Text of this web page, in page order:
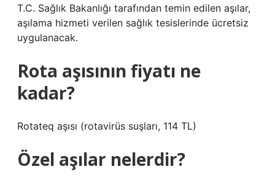
T.C. Sağlık Bakanlığı tarafından temin edilen aşılar,
aşılama hizmeti verilen sağlık tesislerinde ücretsiz
uygulanacak.
Rota aşısının fiyatı ne
kadar?
Rotateq aşısı (rotavirüs suşları, 114 TL)
Özel aşılar nelerdir?